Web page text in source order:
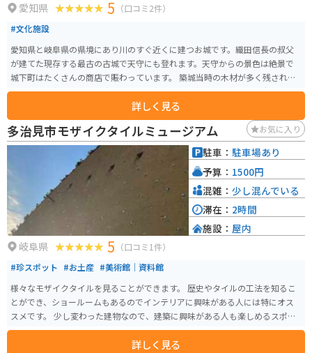
愛知県 5 （口コミ2件）
#文化施設
愛知県と岐阜県の県境にあり川のすぐ近くに建つお城です。織田信長の叔父
が建てた現存する最古の古城で天守にも登れます。天守からの景色は絶景で
城下町はたくさんの商店で賑わっています。 築城当時の木材が多く残されて
います。北方に木曽川が流れており、南方から天守が見えづらい構造になっ
ていますが、城門をくぐり、天守が見えた瞬間感動が得られます。 晴は桜、
夏は新緑、秋は紅葉、冬は雪景色（たまに）が彩鮮やかに見せてくれます。
詳しく見る
多治見市モザイクタイルミュージアム お気に入り
岐阜県 5 （口コミ1件）
#珍スポット #お土産 #美術館｜資料館
様々なモザイクタイルを見ることができます。 歴史やタイルの工法を知るこ
とができ、ショールームもあるのでインテリアに興味がある人には特にオス
スメです。 少し変わった建物なので、建築に興味がある人も楽しめるスポッ
トになっています。
詳しく見る
駐車： 駐車場あり
予算： 1500円
混雑： 少し混んでいる
滞在： 2時間
施設： 屋内